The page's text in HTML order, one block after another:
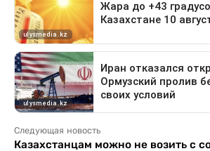
Следующая новость
Казахстанцам можно не возить с